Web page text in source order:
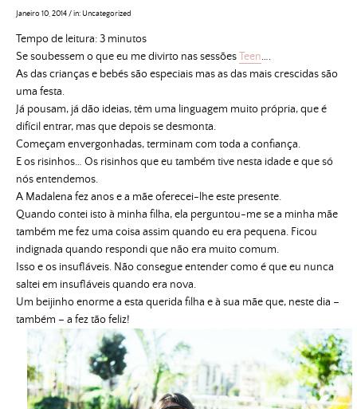
Janeiro 10, 2014/in: Uncategorized
Tempo de leitura:3 minutos
Se soubessem o que eu me divirto nas sessõesTeen….
As das crianças e bebés são especiais mas as das mais crescidas são
uma festa.
Já pousam, já dão ideias, têm uma linguagem muito própria, que é
difícil entrar, mas que depois se desmonta.
Começam envergonhadas, terminam com toda a confiança.
E os risinhos… Os risinhos que eu também tive nesta idade e que só
nós entendemos.
A Madalena fez anos e a mãe oferecei-lhe este presente.
Quando contei isto à minha filha, ela perguntou-me se a minha mãe
também me fez uma coisa assim quando eu era pequena. Ficou
indignada quando respondi que não era muito comum.
Isso e os insufláveis. Não consegue entender como é que eu nunca
saltei em insufláveis quando era nova.
Um beijinho enorme a esta querida filha e à sua mãe que, neste dia –
também – a fez tão feliz!